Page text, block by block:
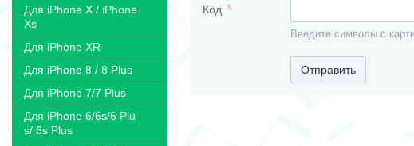
Для iPhone X / iPhone
Xs
Для iPhone XR
Для iPhone 8 / 8 Plus
Для iPhone 7/7 Plus
Для iPhone 6/6s/6 Plu
s/ 6s Plus
Код
Введите символы с
Отправить